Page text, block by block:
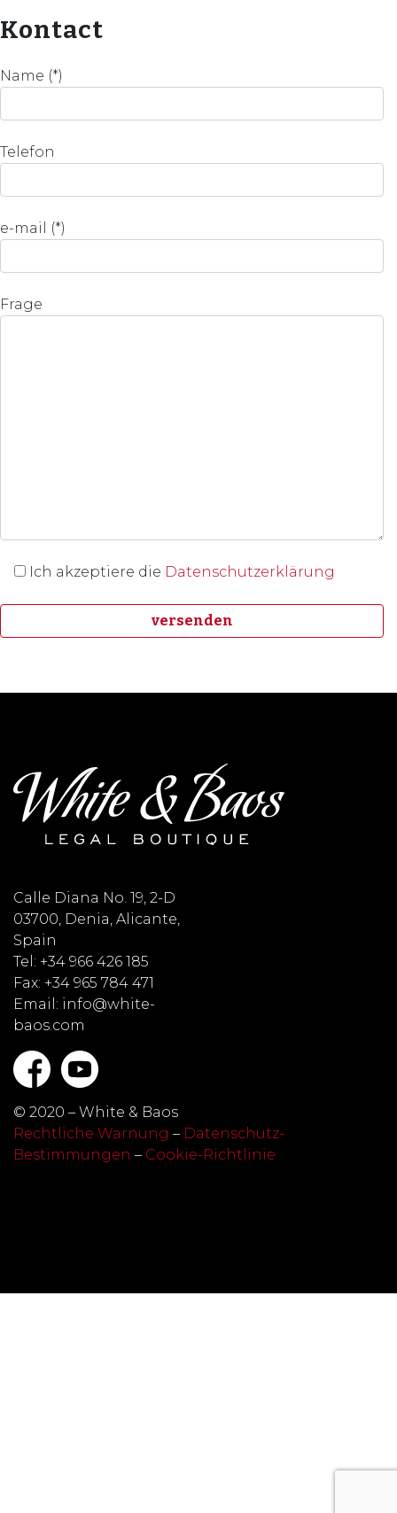
Kontact
Name (*)
Telefon
e-mail (*)
Frage
Ich akzeptiere die Datenschutzerklärung
Calle Diana No. 19, 2-D
03700, Denia, Alicante,
Spain
Tel: +34 966 426 185
Fax: +34 965 784 471
Email: info@white-
baos.com
© 2020 – White & Baos
Rechtliche Warnung – Datenschutz-
Bestimmungen – Cookie-Richtlinie